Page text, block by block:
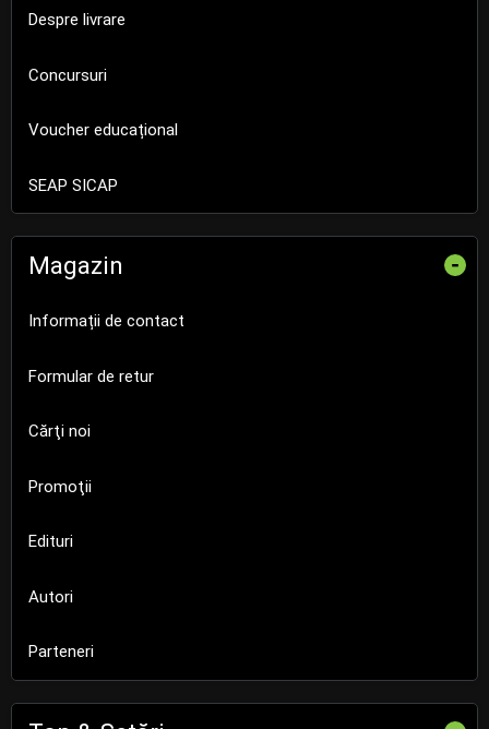
Despre livrare
Concursuri
Voucher educațional
SEAP SICAP
Magazin -
Informații de contact
Formular de retur
Cărţi noi
Promoţii
Edituri
Autori
Parteneri